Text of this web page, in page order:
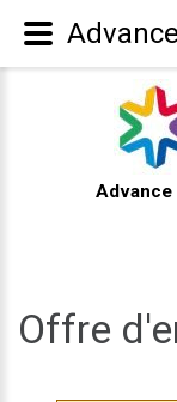
Offre